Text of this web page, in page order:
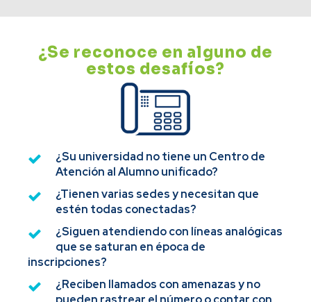
¿Se reconoce en alguno de
estos desafíos?
¿Su universidad no tiene un Centro de
Atención al Alumno unificado?
¿Tienen varias sedes y necesitan que
estén todas conectadas?
¿Siguen atendiendo con líneas analógicas
que se saturan en época de
inscripciones?
¿Reciben llamados con amenazas y no